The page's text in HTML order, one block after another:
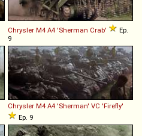
Chrysler M4 A4 'Sherman Crab'
Ep.
9
Chrysler M4 A4 'Sherman' VC 'Firefly'
Ep. 9